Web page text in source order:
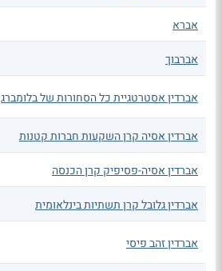
אברא
אברבוך
אברדין אסטרטגיית כל הסחורות של בלומברג
אברדין אסיה קרן השקעות חברות קטנות
אברדין אסיה-פסיפיק קרן הכנסה
אברדין גלובל קרן תשתיות בינלאומית
אברדין זהב פיסי